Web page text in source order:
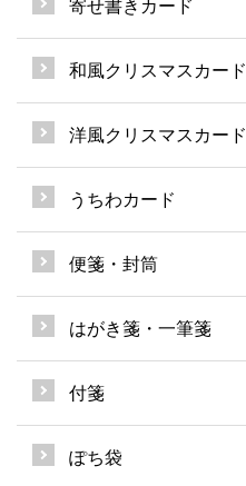
寄せ書きカード
和風クリスマスカード
洋風クリスマスカード
うちわカード
便箋・封筒
はがき箋・一筆箋
付箋
ぽち袋